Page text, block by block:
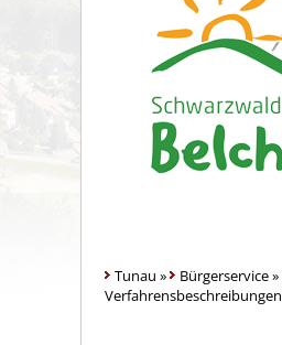
Tunau » Bürgerservice»
Verfahrensbeschreibungen